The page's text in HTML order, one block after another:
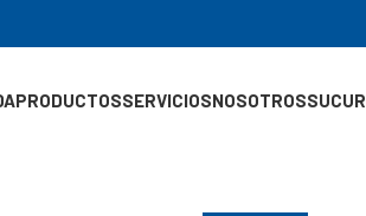
PRODUCTOSSERVICIOSNOSOTROS